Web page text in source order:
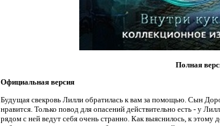
Полная
Официальная версия
Будущая свекровь Лилли обратилась к вам за помощью. Сын
нравится. Только повод для опасений действительно есть - у
рядом с ней ведут себя очень странно. Как выяснилось, к